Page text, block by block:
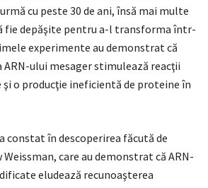
cu peste 30 de ani, însă mai multe
fie depăşite pentru a-l transforma într-
experimente au demonstrat că
ului mesager stimulează reacţii
o producţie ineficientă de proteine în
constat în descoperirea făcută de
care au demonstrat că ARN-
eludează recunoaşterea